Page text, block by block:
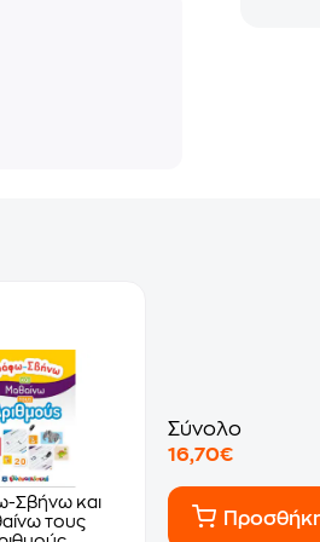
Σβήνω και
τους
Σύνολο
16,70€